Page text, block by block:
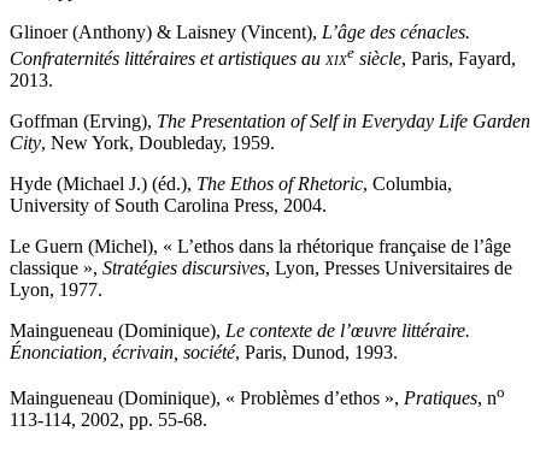
Glinoer (Anthony) & Laisney (Vincent), L’âge des cénacles.
Confraternités littéraires et artistiques au xixe siècle, Paris, Fayard,
2013.
Goffman (Erving), The Presentation of Self in Everyday Life Garden
City, New York, Doubleday, 1959.
Hyde (Michael J.) (éd.), The Ethos of Rhetoric, Columbia,
University of South Carolina Press, 2004.
Le Guern (Michel), « L’ethos dans la rhétorique française de l’âge
classique », Stratégies discursives, Lyon, Presses Universitaires de
Lyon, 1977.
Maingueneau (Dominique), Le contexte de l’œuvre littéraire.
Énonciation, écrivain, société, Paris, Dunod, 1993.
Maingueneau (Dominique), « Problèmes d’ethos », Pratiques, no
113-114, 2002, pp. 55-68.